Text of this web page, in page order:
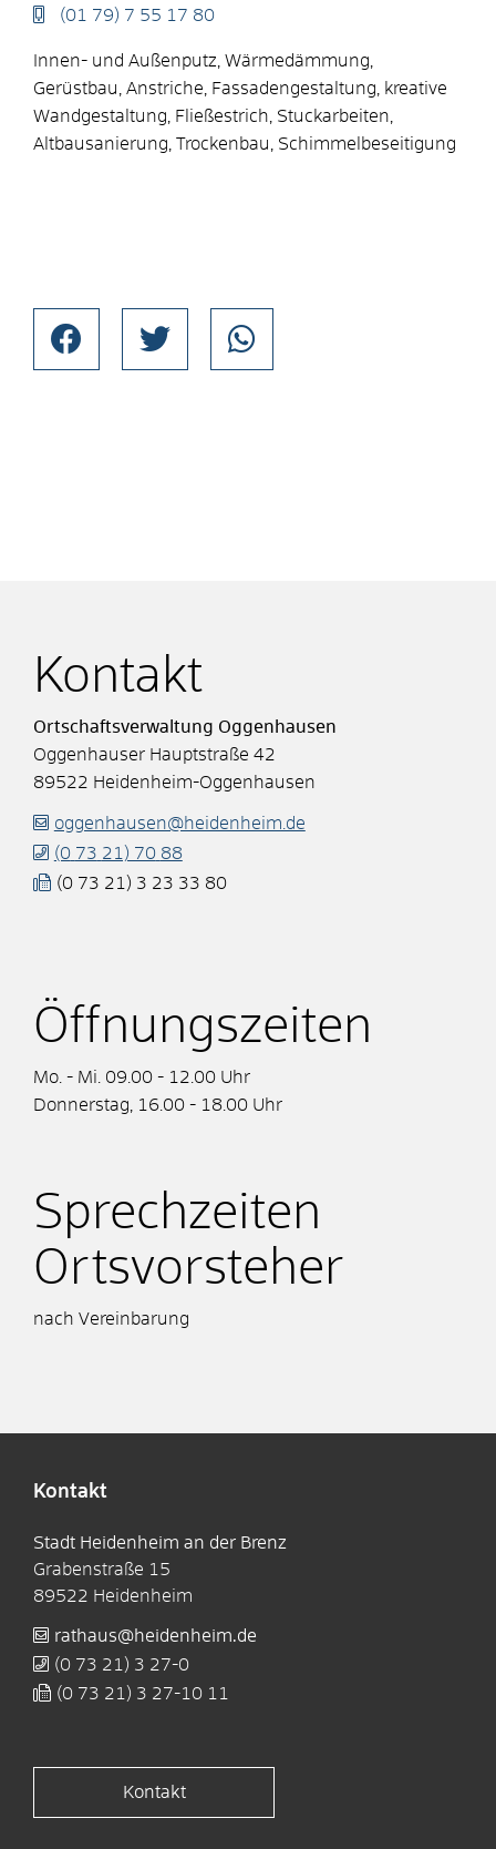
(01 79) 7 55 17 80
Innen- und Außenputz, Wärmedämmung,
Gerüstbau, Anstriche, Fassadengestaltung, kreative
Wandgestaltung, Fließestrich, Stuckarbeiten,
Altbausanierung, Trockenbau, Schimmelbeseitigung
Kontakt
Ortschaftsverwaltung Oggenhausen
Oggenhauser Hauptstraße 42
89522 Heidenheim-Oggenhausen
oggenhausen@heidenheim.de
(0 73 21) 70 88
(0 73 21) 3 23 33 80
Öffnungszeiten
Mo. - Mi. 09.00 - 12.00 Uhr
Donnerstag, 16.00 - 18.00 Uhr
Sprechzeiten
Ortsvorsteher
nach Vereinbarung
Kontakt
Stadt Heidenheim an der Brenz
Grabenstraße 15
89522 Heidenheim
rathaus@heidenheim.de
(0 73 21) 3 27-0
(0 73 21) 3 27-10 11
Kontakt